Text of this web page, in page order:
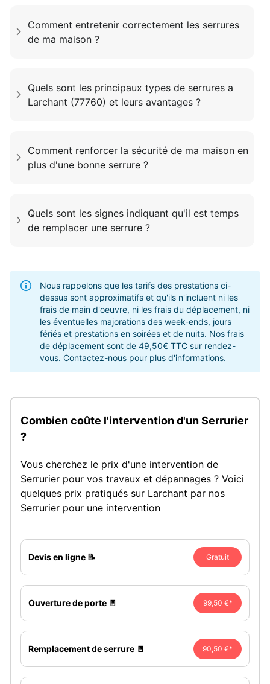
Comment entretenir correctement les serrures
de ma maison ?
Quels sont les principaux types de serrures a
Larchant (77760) et leurs avantages ?
Comment renforcer la sécurité de ma maison en
plus d'une bonne serrure ?
Quels sont les signes indiquant qu'il est temps
de remplacer une serrure ?
Nous rappelons que les tarifs des prestations ci-
dessus sont approximatifs et qu'ils n'incluent ni les
frais de main d'oeuvre, ni les frais du déplacement, ni
les éventuelles majorations des week-ends, jours
fériés et prestations en soirées et de nuits. Nos frais
de déplacement sont de 49,50€ TTC sur rendez-
vous. Contactez-nous pour plus d'informations.
Combien coûte l'intervention d'un Serrurier
?
Vous cherchez le prix d'une intervention de
Serrurier pour vos travaux et dépannages ? Voici
quelques prix pratiqués sur Larchant par nos
Serrurier pour une intervention
Devis en ligne 📝 Gratuit
Ouverture de porte 🚪 99,50 €*
Remplacement de serrure 🚪 90,50 €*